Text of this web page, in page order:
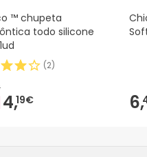
™ chupeta
todo silicone
(2)
4,19€ 6,